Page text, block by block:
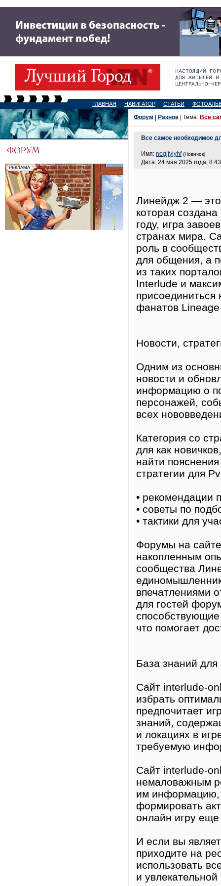
ГЛАВНАЯ НАВИГАТОР СТАТЬИ
Форум Разное | Тема: Все
Все самое необходимое
Имя: nogjfyjyhf (Новичок)
Дата: 24 мая 2025 года, 8:43
Линейдж 2 — это
которая
году, игра
странах мира.
роль в
для общения, а
из таких
Interlude и
фанатов
Новости,
Одним из
новости и
информацию о
персонажей,
всех
Категория со
для как
найти
стратегии для
• рекомендации
• советы по
• тактики для
Форумы на
накопленным
сообщества
впечатлениями
для гостей
что помогает
База знаний для
Сайт interlude-
избрать
предпочитает
знаний,
и локациях в
требуемую
Сайт interlude-
немаловажным
им информацию,
формировать
онлайн игру
И если вы
приходите на
использовать
и увлекательной